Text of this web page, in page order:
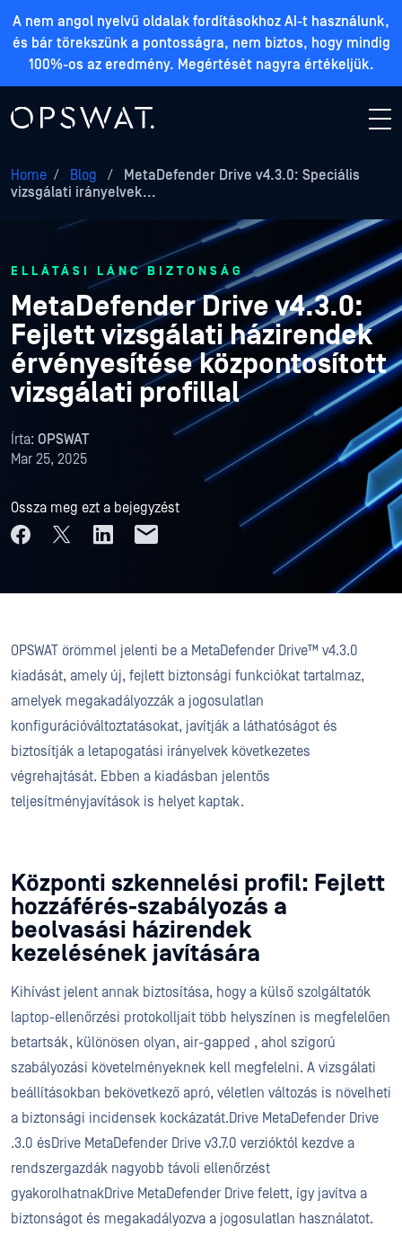
A nem angol nyelvű oldalak fordításokhoz AI-t használunk,
és bár törekszünk a pontosságra, nem biztos, hogy mindig
100%-os az eredmény. Megértését nagyra értékeljük.
Home / Blog /
MetaDefender Drive v4.3.0: Speciális
vizsgálati irányelvek...
ELLÁTÁSI LÁNC BIZTONSÁG
MetaDefender Drive v4.3.0:
Fejlett vizsgálati házirendek
érvényesítése központosított
vizsgálati profillal
Írta: OPSWAT
Mar 25, 2025
Ossza meg ezt a bejegyzést
OPSWAT örömmel jelenti be a MetaDefender Drive™ v4.3.0
kiadását, amely új, fejlett biztonsági funkciókat tartalmaz,
amelyek megakadályozzák a jogosulatlan
konfigurációváltoztatásokat, javítják a láthatóságot és
biztosítják a letapogatási irányelvek következetes
végrehajtását. Ebben a kiadásban jelentős
teljesítményjavítások is helyet kaptak.
Központi szkennelési profil: Fejlett
hozzáférés-szabályozás a
beolvasási házirendek
kezelésének javítására
Kihívást jelent annak biztosítása, hogy a külső szolgáltatók
laptop-ellenőrzési protokolljait több helyszínen is megfelelően
betartsák, különösen olyan, air-gapped , ahol szigorú
szabályozási követelményeknek kell megfelelni. A vizsgálati
beállításokban bekövetkező apró, véletlen változás is növelheti
a biztonsági incidensek kockázatát.Drive MetaDefender Drive
.3.0 ésDrive MetaDefender Drive v3.7.0 verzióktól kezdve a
rendszergazdák nagyobb távoli ellenőrzést
gyakorolhatnakDrive MetaDefender Drive felett, így javítva a
biztonságot és megakadályozva a jogosulatlan használatot.